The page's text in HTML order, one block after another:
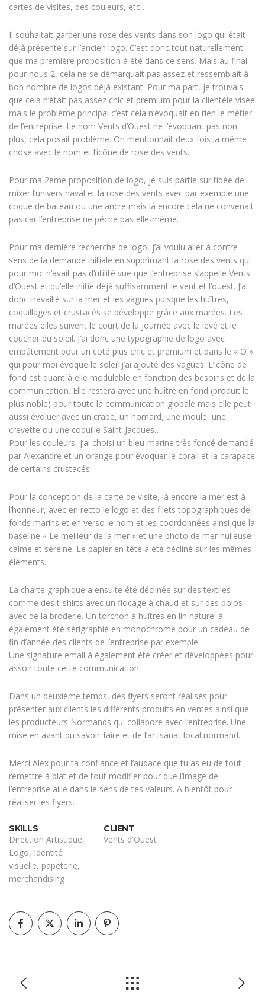
cartes de visites, des couleurs, etc…
Il souhaitait garder une rose des vents dans son logo qui était
déjà présente sur l’ancien logo. C’est donc tout naturellement
que ma première proposition à été dans ce sens. Mais au final
pour nous 2, cela ne se démarquait pas assez et ressemblait à
bon nombre de logos déjà existant. Pour ma part, je trouvais
que cela n’était pas assez chic et premium pour la clientèle visée
mais le problème principal c’est cela n’évoquait en rien le métier
de l’entreprise. Le nom Vents d’Ouest ne l’évoquant pas non
plus, cela posait problème. On mentionnait deux fois la même
chose avec le nom et l’icône de rose des vents.
Pour ma 2eme proposition de logo, je suis partie sur l’idée de
mixer l’univers naval et la rose des vents avec par exemple une
coque de bateau ou une ancre mais là encore cela ne convenait
pas car l’entreprise ne pêche pas elle-même.
Pour ma dernière recherche de logo, j’ai voulu aller à contre-
sens de la demande initiale en supprimant la rose des vents qui
pour moi n’avait pas d’utilité vue que l’entreprise s’appelle Vents
d’Ouest et qu’elle initie déjà suffisamment le vent et l’ouest. J’ai
donc travaillé sur la mer et les vagues puisque les huîtres,
coquillages et crustacés se développe grâce aux marées. Les
marées elles suivent le court de la journée avec le levé et le
coucher du soleil. J’ai donc une typographie de logo avec
empâtement pour un coté plus chic et premium et dans le « O »
qui pour moi évoque le soleil j’ai ajouté des vagues. L’icône de
fond est quant à elle modulable en fonction des besoins et de la
communication. Elle restera avec une huître en fond (produit le
plus noble) pour toute la communication globale mais elle peut
aussi évoluer avec un crabe, un homard, une moule, une
crevette ou une coquille Saint-Jacques…
Pour les couleurs, j’ai choisi un bleu-marine très foncé demandé
par Alexandre et un orange pour évoquer le corail et la carapace
de certains crustacés.
Pour la conception de la carte de visite, là encore la mer est à
l’honneur, avec en recto le logo et des filets topographiques de
fonds marins et en verso le nom et les coordonnées ainsi que la
baseline « Le meilleur de la mer » et une photo de mer huileuse
calme et sereine. Le papier en-tête a été décliné sur les mêmes
éléments.
La charte graphique a ensuite été déclinée sur des textiles
comme des t-shirts avec un flocage à chaud et sur des polos
avec de la broderie. Un torchon à huîtres en lin naturel à
également été sérigraphié en monochrome pour un cadeau de
fin d’année des clients de l’entreprise par exemple.
Une signature email à également été créer et développées pour
assoir toute cette communication.
Dans un deuxième temps, des flyers seront réalisés pour
présenter aux clients les différents produits en ventes ainsi que
les producteurs Normands qui collabore avec l’entreprise. Une
mise en avant du savoir-faire et de l’artisanat local normand.
Merci Alex pour ta confiance et l’audace que tu as eu de tout
remettre à plat et de tout modifier pour que l’image de
l’entreprise aille dans le sens de tes valeurs. A bientôt pour
réaliser les flyers.
SKILLS
Direction Artistique,
Logo, Identité
visuelle, papeterie,
merchandising
CLIENT
Vents d'Ouest